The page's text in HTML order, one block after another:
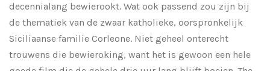
decennialang bewierookt. Wat ook passend zou zijn bij
de thematiek van de zwaar katholieke, oorspronkelijk
Siciliaanse familie Corleone. Niet geheel onterecht
trouwens die bewieroking, want het is gewoon een hele